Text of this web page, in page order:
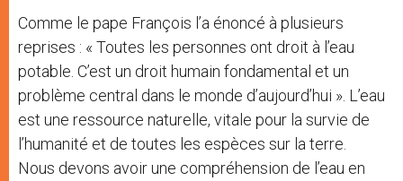
Comme le pape François l’a énoncé à plusieurs
reprises : « Toutes les personnes ont droit à l’eau
potable. C’est un droit humain fondamental et un
problème central dans le monde d’aujourd’hui ». L’eau
est une ressource naturelle, vitale pour la survie de
l’humanité et de toutes les espèces sur la terre.
Nous devons avoir une compréhension de l’eau en